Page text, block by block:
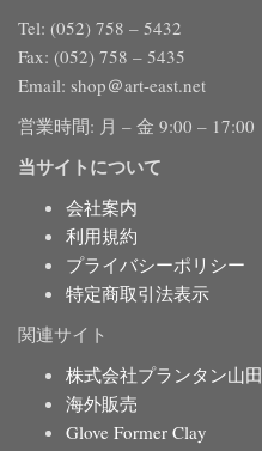
Tel: (052) 758 – 5432
Fax: (052) 758 – 5435
Email: shop＠art-east.net
営業時間: 月 – 金 9:00 – 17:00
当サイトについて
会社案内
利用規約
プライバシーポリシー
特定商取引法表示
関連サイト
株式会社プランタン山田
海外販売
Glove Former Clay